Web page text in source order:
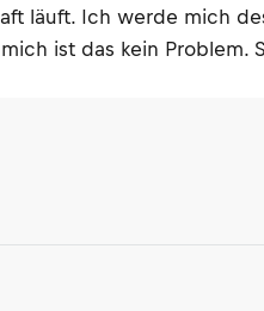
läuft. Ich werde mich
ist das kein Problem.